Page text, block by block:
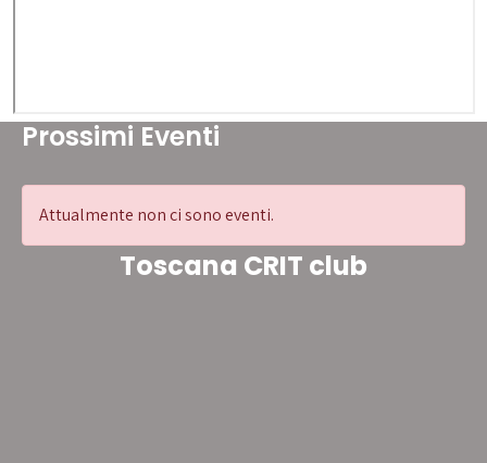
Prossimi Eventi
Attualmente non ci sono eventi.
Toscana CRIT club